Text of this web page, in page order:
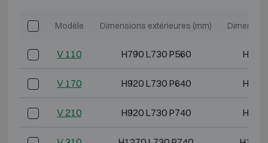
Modèle Dimensions extérieures (mm)
V 110 H790 L730 P560 H620
V 170 H920 L730 P640 H750
V 210 H920 L730 P740 H750